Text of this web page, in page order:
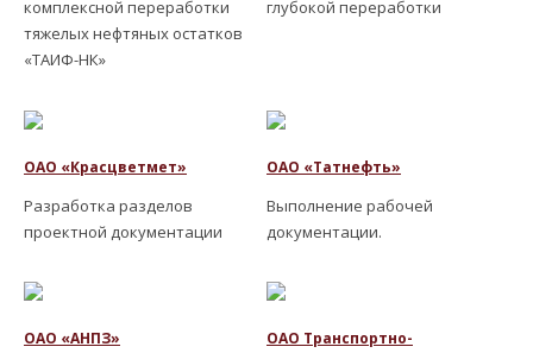
комплексной переработки
тяжелых нефтяных остатков
«ТАИФ-НК»
глубокой переработки
ОАО «Красцветмет»
Разработка разделов
проектной документации
ОАО «Татнефть»
Выполнение рабочей
документации.
ОАО «АНПЗ»
ОАО Транспортно-